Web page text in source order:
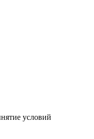
условий